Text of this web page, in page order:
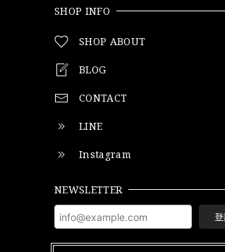
SHOP INFO
SHOP ABOUT
BLOG
CONTACT
LINE
Instagram
NEWSLETTER